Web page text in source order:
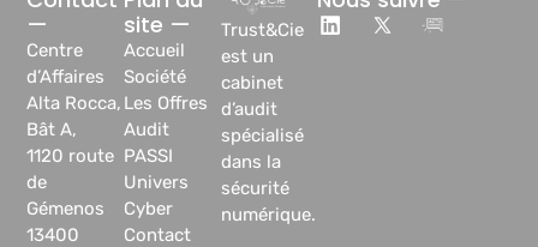
Trust&Cie
est un
cabinet
d’audit
spécialisé
dans la
sécurité
numérique.
site —
Accueil
Société
Les Offres
Audit
PASSI
Univers
Cyber
Contact
—
Centre
d’Affaires
Alta Rocca,
Bât A,
1120 route
de
Gémenos
13400